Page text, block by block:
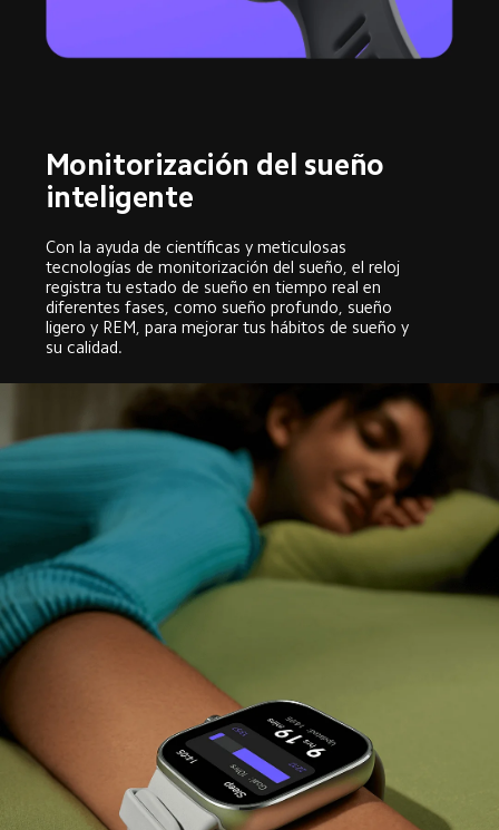
Monitorización del sueño
inteligente
Con la ayuda de científicas y meticulosas
tecnologías de monitorización del sueño, el reloj
registra tu estado de sueño en tiempo real en
diferentes fases, como sueño profundo, sueño
ligero y REM, para mejorar tus hábitos de sueño y
su calidad.